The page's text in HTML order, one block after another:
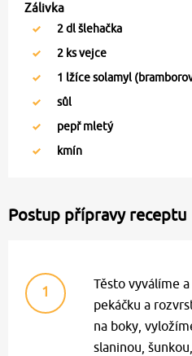
Zálivka
2dl šlehačka
2 ks vejce
1 lžíce solamyl
sůl
pepř mletý
kmín
Postup přípravy receptu
1
Těsto vyválíme
pekáčku a
na boky,
slaninou,